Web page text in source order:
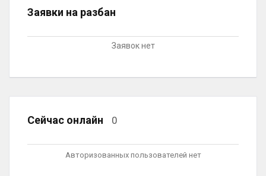
Заявки на разбан
Заявок нет
Сейчас онлайн 0
Авторизованных пользователей нет